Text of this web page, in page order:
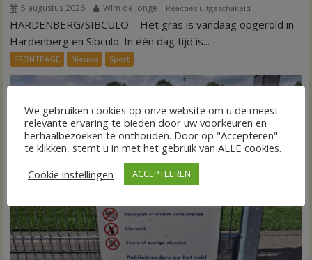
5 augustus 2026 Wim de Jonge Reacties uitgeschakeld
Binnen
kunstgras
in
Hardenberg
en
HARDENBERG/SIBCULO – Het gras is vandaag opgerold in
Hardenberg en Sibculo. In één dag tijd is...
FRONTPAGE Nieuws Sport
We gebruiken cookies op onze website om u de meest
relevante ervaring te bieden door uw voorkeuren en
herhaalbezoeken te onthouden. Door op "Accepteren"
te klikken, stemt u in met het gebruik van ALLE cookies.
Cookie instellingen
ACCEPTEEREN